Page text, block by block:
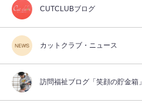
CUTCLUBブログ
カットクラブ・ニュース
訪問福祉ブログ「笑顔の貯金箱」